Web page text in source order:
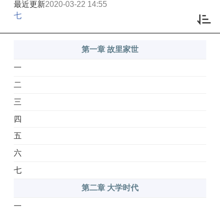
最近更新2020-03-22 14:55
七
第一章 故里家世
一
二
三
四
五
六
七
第二章 大学时代
一